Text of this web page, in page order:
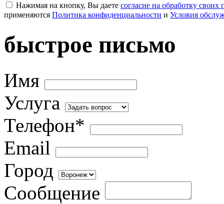
Нажимая на кнопку, Вы даете согласие на обработку
применяются Политика конфиденциальности и Условия
быстрое письмо
Имя
Услуга
Телефон*
Email
Город
Сообщение